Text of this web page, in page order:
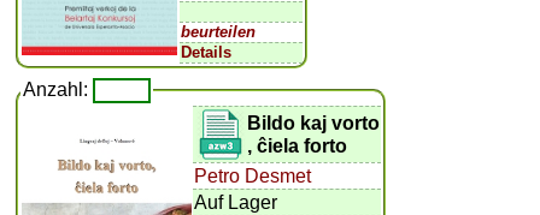
beurteilen
Details
Anzahl:
Bildo kaj vorto
, ĉiela forto
Petro Desmet
Auf Lager